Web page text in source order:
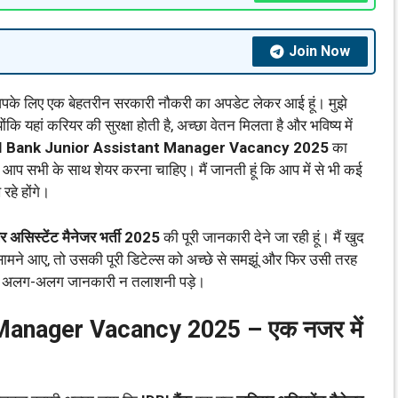
Join Now
लिए एक बेहतरीन सरकारी नौकरी का अपडेट लेकर आई हूं। मुझे
यहां करियर की सुरक्षा होती है, अच्छा वेतन मिलता है और भविष्य में
Bank Junior Assistant Manager Vacancy 2025का
आप सभी के साथ शेयर करना चाहिए। मैं जानती हूं कि आप में से भी कई
होंगे।
असिस्टेंट मैनेजर भर्ती 2025की पूरी जानकारी देने जा रही हूं। मैं खुद
सामने आए, तो उसकी पूरी डिटेल्स को अच्छे से समझूं और फिर उसी तरह
अलग जानकारी न तलाशनी पड़े।
Vacancy 2025 – एक नजर में